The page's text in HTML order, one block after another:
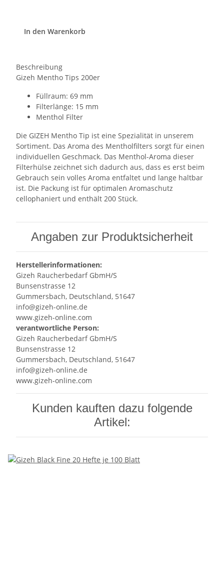
In den Warenkorb
Beschreibung
Gizeh Mentho Tips 200er
Füllraum: 69 mm
Filterlänge: 15 mm
Menthol Filter
Die GIZEH Mentho Tip ist eine Spezialität in unserem
Sortiment. Das Aroma des Mentholfilters sorgt für einen
individuellen Geschmack. Das Menthol-Aroma dieser
Filterhülse zeichnet sich dadurch aus, dass es erst beim
Gebrauch sein volles Aroma entfaltet und lange haltbar
ist. Die Packung ist für optimalen Aromaschutz
cellophaniert und enthält 200 Stück.
Angaben zur Produktsicherheit
Herstellerinformationen:
Gizeh Raucherbedarf GbmH/S
Bunsenstrasse 12
Gummersbach, Deutschland, 51647
info@gizeh-online.de
www.gizeh-online.com
verantwortliche Person:
Gizeh Raucherbedarf GbmH/S
Bunsenstrasse 12
Gummersbach, Deutschland, 51647
info@gizeh-online.de
www.gizeh-online.com
Kunden kauften dazu folgende
Artikel: